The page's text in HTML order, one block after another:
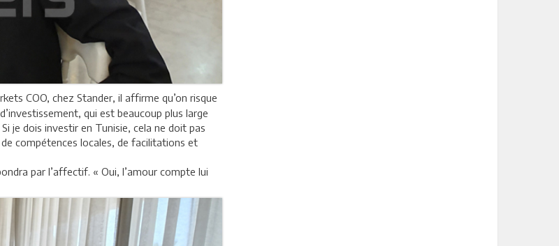
COO, chez Stander, il affirme qu’on risque
qui est beaucoup plus large
je dois investir en Tunisie, cela ne doit pas
de compétences locales, de facilitations et
par l’affectif. « Oui, l’amour compte lui